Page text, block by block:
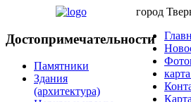
Достопримечательности
Памятники
Здания
(архитектура)
город